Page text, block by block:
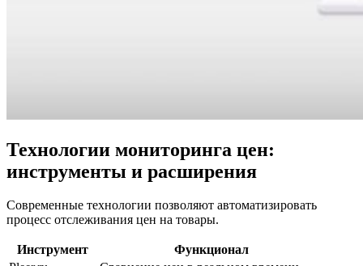
Технологии мониторинга цен:
инструменты и расширения
Современные технологии позволяют автоматизировать
процесс отслеживания цен на товары.
Инструмент
Функционал